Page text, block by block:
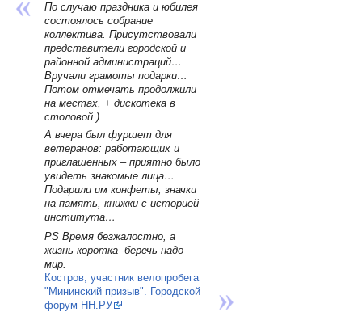
По случаю праздника и юбилея
состоялось собрание
коллектива. Присутствовали
представители городской и
районной администраций…
Вручали грамоты подарки…
Потом отмечать продолжили
на местах, + дискотека в
столовой )
А вчера был фуршет для
ветеранов: работающих и
приглашенных – приятно было
увидеть знакомые лица…
Подарили им конфеты, значки
на память, книжки с историей
института…
PS Время безжалостно, а
жизнь коротка -беречь надо
мир.
Костров, участник велопробега
"Мининский призыв". Городской
форум НН.РУ